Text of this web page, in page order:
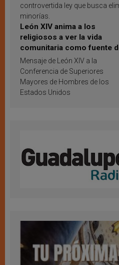
controvertida ley que busca
minorías.
León XIV anima a los
religiosos a ver la vida
comunitaria como fuente
inspiración y santificación
Mensaje de León XIV a la
Conferencia de Superiores
Mayores de Hombres de los
Estados Unidos